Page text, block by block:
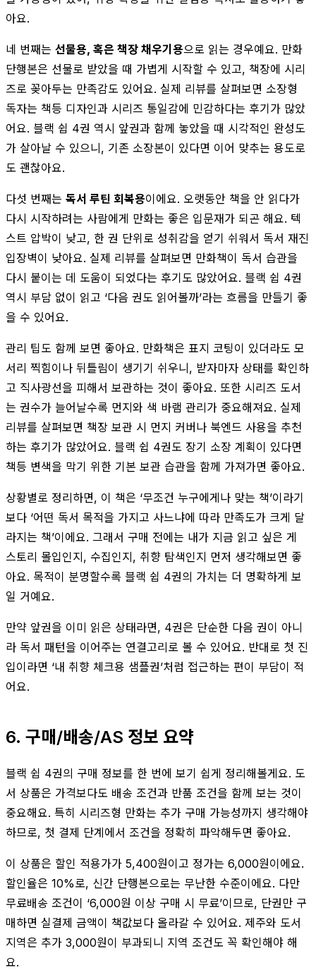
아요.
네 번째는 선물용, 혹은 책장 채우기용으로 읽는 경우예요. 만화
단행본은 선물로 받았을 때 가볍게 시작할 수 있고, 책장에 시리
즈로 꽂아두는 만족감도 있어요. 실제 리뷰를 살펴보면 소장형
독자는 책등 디자인과 시리즈 통일감에 민감하다는 후기가 많았
어요. 블랙 쉽 4권 역시 앞권과 함께 놓았을 때 시각적인 완성도
가 살아날 수 있으니, 기존 소장본이 있다면 이어 맞추는 용도로
도 괜찮아요.
다섯 번째는 독서 루틴 회복용이에요. 오랫동안 책을 안 읽다가
다시 시작하려는 사람에게 만화는 좋은 입문재가 되곤 해요. 텍
스트 압박이 낮고, 한 권 단위로 성취감을 얻기 쉬워서 독서 재진
입장벽이 낮아요. 실제 리뷰를 살펴보면 만화책이 독서 습관을
다시 붙이는 데 도움이 되었다는 후기도 많았어요. 블랙 쉽 4권
역시 부담 없이 읽고 ‘다음 권도 읽어볼까’라는 흐름을 만들기 좋
을 수 있어요.
관리 팁도 함께 보면 좋아요. 만화책은 표지 코팅이 있더라도 모
서리 찍힘이나 뒤틀림이 생기기 쉬우니, 받자마자 상태를 확인하
고 직사광선을 피해서 보관하는 것이 좋아요. 또한 시리즈 도서
는 권수가 늘어날수록 먼지와 색 바램 관리가 중요해져요. 실제
리뷰를 살펴보면 책장 보관 시 먼지 커버나 북엔드 사용을 추천
하는 후기가 많았어요. 블랙 쉽 4권도 장기 소장 계획이 있다면
책등 변색을 막기 위한 기본 보관 습관을 함께 가져가면 좋아요.
상황별로 정리하면, 이 책은 ‘무조건 누구에게나 맞는 책’이라기
보다 ‘어떤 독서 목적을 가지고 사느냐에 따라 만족도가 크게 달
라지는 책’이에요. 그래서 구매 전에는 내가 지금 읽고 싶은 게
스토리 몰입인지, 수집인지, 취향 탐색인지 먼저 생각해보면 좋
아요. 목적이 분명할수록 블랙 쉽 4권의 가치는 더 명확하게 보
일 거예요.
만약 앞권을 이미 읽은 상태라면, 4권은 단순한 다음 권이 아니
라 독서 패턴을 이어주는 연결고리로 볼 수 있어요. 반대로 첫 진
입이라면 ‘내 취향 체크용 샘플권’처럼 접근하는 편이 부담이 적
어요.
6. 구매/배송/AS 정보 요약
블랙 쉽 4권의 구매 정보를 한 번에 보기 쉽게 정리해볼게요. 도
서 상품은 가격보다도 배송 조건과 반품 조건을 함께 보는 것이
중요해요. 특히 시리즈형 만화는 추가 구매 가능성까지 생각해야
하므로, 첫 결제 단계에서 조건을 정확히 파악해두면 좋아요.
이 상품은 할인 적용가가 5,400원이고 정가는 6,000원이에요.
할인율은 10%로, 신간 단행본으로는 무난한 수준이에요. 다만
무료배송 조건이 ‘6,000원 이상 구매 시 무료’이므로, 단권만 구
매하면 실결제 금액이 책값보다 올라갈 수 있어요. 제주와 도서
지역은 추가 3,000원이 부과되니 지역 조건도 꼭 확인해야 해
요.